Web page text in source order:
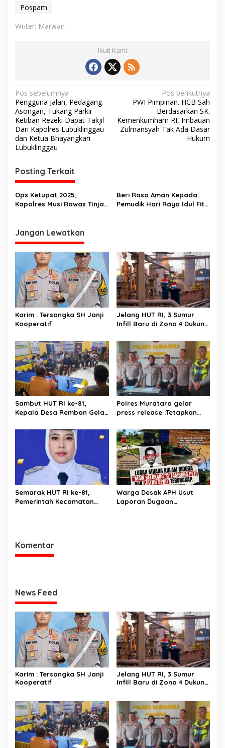
Pospam
Writer: Marwan
Ikuti Kami
N
a
v
i
g
a
s
i
p
s
Pos sebelumnya
Pengguna Jalan, Pedagang
Asongan, Tukang Parkir
Ketiban Rezeki Dapat Takjil
Dari Kapolres Lubuklinggau
dan Ketua Bhayangkari
Lubuklinggau
Pos berikutnya
PWI Pimpinan. HCB Sah
Berdasarkan SK.
Kemenkumham RI, Imbauan
Zulmansyah Tak Ada Dasar
Hukum
Posting Terkait
Ops Ketupat 2025,
Kapolres Musi Rawas Tinjau
Beri Rasa Aman Kepada
Pemudik Hari Raya Idul Fitri
Jangan Lewatkan
Karim : Tersangka SH Janji
Kooperatif
Jelang HUT RI, 3 Sumur
Infill Baru di Zona 4 Dukung
Sambut HUT RI ke-81,
Kepala Desa Remban Gelar
Panitia
Polres Muratara gelar
press release :Tetapkan
Tersangka Kecelakaan
Maut antara Bus ALS dan
Tangki BBM Tewaskan 19
Orang
Semarak HUT RI ke-81,
Pemerintah Kecamatan
Warga Desak APH Usut
Laporan Dugaan
Komentar
News Feed
Karim : Tersangka SH Janji
Kooperatif
Jelang HUT RI, 3 Sumur
Infill Baru di Zona 4 Dukung